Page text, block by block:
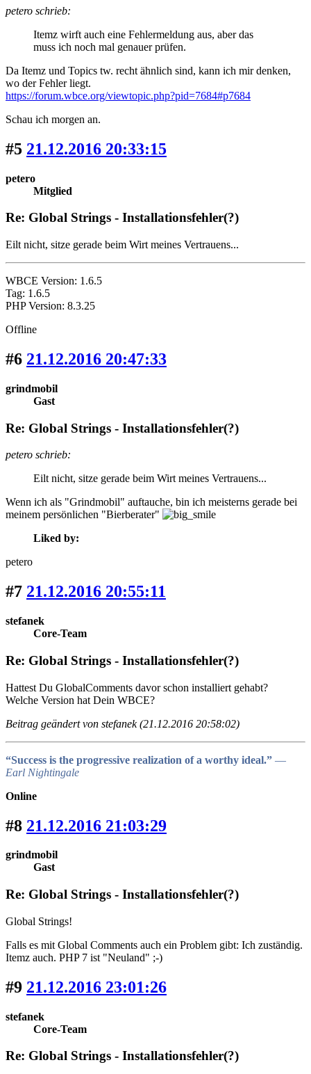
petero schrieb:
Itemz wirft auch eine Fehlermeldung aus, aber das
muss ich noch mal genauer prüfen.
Da Itemz und Topics tw. recht ähnlich sind, kann ich mir denken,
wo der Fehler liegt.
https://forum.wbce.org/viewtopic.php?pid=7684#p7684
Schau ich morgen an.
#5 21.12.2016 20:33:15
petero
Mitglied
Re: Global Strings - Installationsfehler(?)
Eilt nicht, sitze gerade beim Wirt meines Vertrauens...
WBCE Version: 1.6.5
Tag: 1.6.5
PHP Version: 8.3.25
Offline
#6 21.12.2016 20:47:33
grindmobil
Gast
Re: Global Strings - Installationsfehler(?)
petero schrieb:
Eilt nicht, sitze gerade beim Wirt meines Vertrauens...
Wenn ich als "Grindmobil" auftauche, bin ich meisterns gerade bei
meinem persönlichen "Bierberater"
Liked by:
petero
#7 21.12.2016 20:55:11
stefanek
Core-Team
Re: Global Strings - Installationsfehler(?)
Hattest Du GlobalComments davor schon installiert gehabt?
Welche Version hat Dein WBCE?
Beitrag geändert von stefanek (21.12.2016 20:58:02)
“Success is the progressive realization of a worthy ideal.” ―
Earl Nightingale
Online
#8 21.12.2016 21:03:29
grindmobil
Gast
Re: Global Strings - Installationsfehler(?)
Global Strings!
Falls es mit Global Comments auch ein Problem gibt: Ich zuständig.
Itemz auch. PHP 7 ist "Neuland" ;-)
#9 21.12.2016 23:01:26
stefanek
Core-Team
Re: Global Strings - Installationsfehler(?)